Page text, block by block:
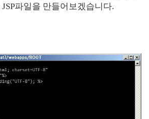
파일을 만들어보겠습니다.